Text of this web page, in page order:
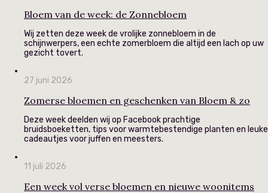
Bloem van de week: de Zonnebloem
Wij zetten deze week de vrolijke zonnebloem in de
schijnwerpers, een echte zomerbloem die altijd een lach op uw
gezicht tovert.
27 juni 2026
Zomerse bloemen en geschenken van Bloem & zo
Deze week deelden wij op Facebook prachtige
bruidsboeketten, tips voor warmtebestendige planten en leuke
cadeautjes voor juffen en meesters.
11 juli 2026
Een week vol verse bloemen en nieuwe woonitems